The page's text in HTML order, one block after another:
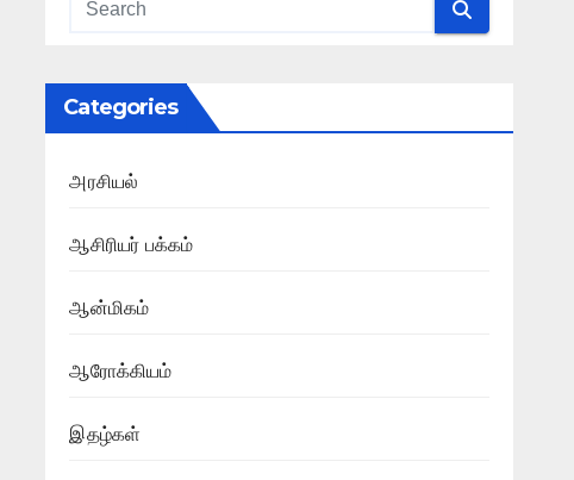
Categories
அரசியல்
ஆசிரியர் பக்கம்
ஆன்மிகம்
ஆரோக்கியம்
இதழ்கள்